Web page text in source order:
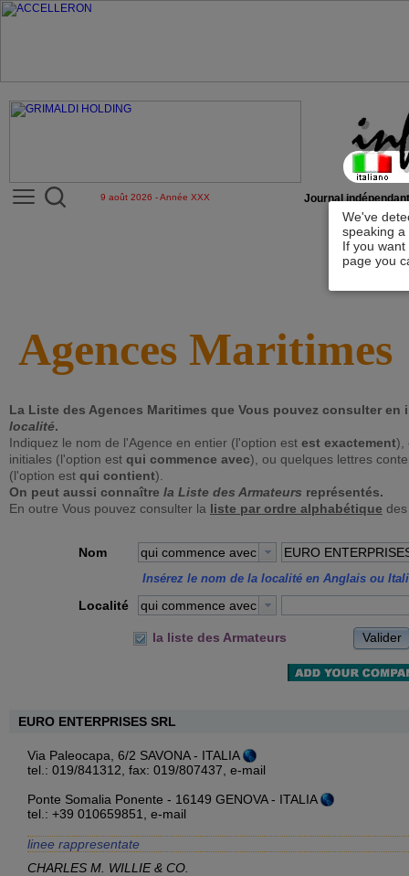
We've
speaking
If you
page you
9 août 2026 - Année XXX Journal
Agences Maritimes
La Liste des Agences Maritimes que Vous pouvez consulter
localité.
Indiquez le nom de l'Agence en entier (l'option est est exactement),
initiales (l'option est qui commence avec), ou quelques lettres
(l'option est qui contient).
On peut aussi connaître la Liste des Armateurs représentés.
En outre Vous pouvez consulter la liste par ordre alphabétique
Nom qui commence avec
Insérez le nom de la localité en Anglais ou
Localité qui commence avec
la liste des Armateurs Valider
EURO ENTERPRISES SRL
Via Paleocapa, 6/2 SAVONA - ITALIA
tel.: 019/841312, fax: 019/807437, e-mail
Ponte Somalia Ponente - 16149 GENOVA - ITALIA
tel.: +39 010659851, e-mail
linee rappresentate
CHARLES M. WILLIE & CO.